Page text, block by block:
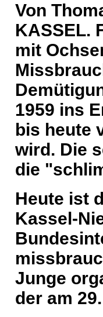
Von
KASSEL.
mit
1959 ins
bis heute
wird. Die
die
Heute ist
Kassel-
Junge
der am